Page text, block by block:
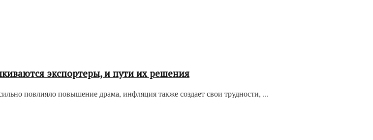
экспортеры, и пути их решения
повлияло повышение драма, инфляция также создает свои трудности, ...